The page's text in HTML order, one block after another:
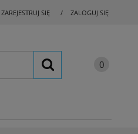
ZAREJESTRUJ SIĘ ZALOGUJ SIĘ